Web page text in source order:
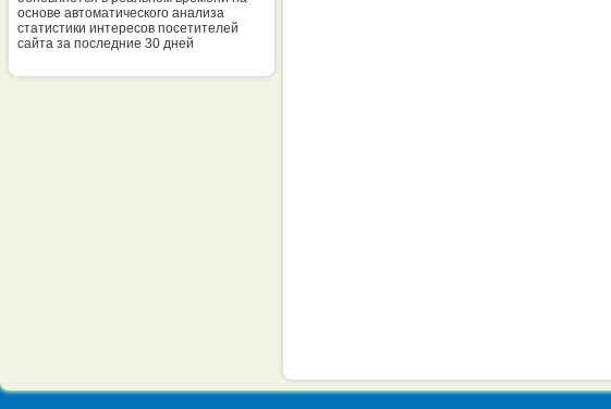
основе автоматического анализа
статистики интересов посетителей
сайта за последние 30 дней